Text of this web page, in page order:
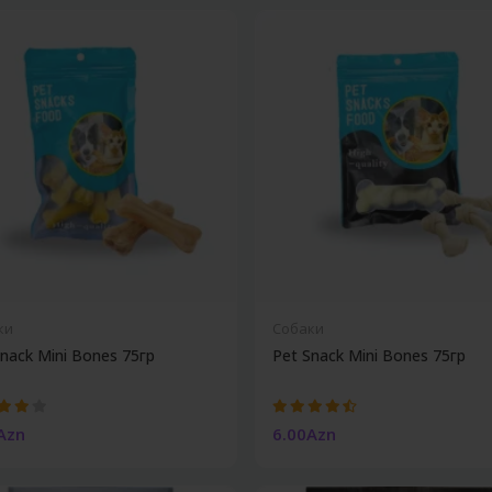
Mini Bones 75гр Pet Snack Mini Bones 75гр
6.00Azn